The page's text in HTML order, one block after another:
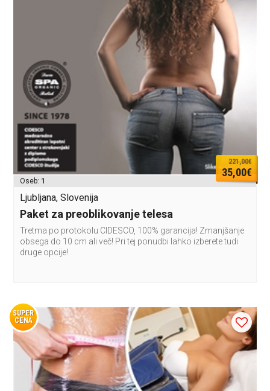
221,00€
35,00€
Oseb: 1
Ljubljana, Slovenija
Paket za preoblikovanje telesa
Tretma po protokolu CIDESCO, 100% garancija! Zmanjšanje
obsega do 10 cm ali več! Pri tej ponudbi lahko izberete tudi
druge opcije!
SUPER
CENA